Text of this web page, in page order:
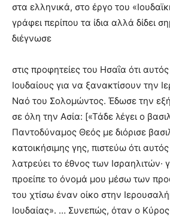
στα ελληνικά, στο έργο του
γράφει περίπου τα ίδια αλλά δίδει
διέγνωσε
στις προφητείες του Ησαΐα ότι
Ιουδαίους για να ξανακτίσουν την
Ναό του Σολομώντος. Έδωσε την
σε όλη την Ασία: [«Τάδε λέγει ο
Παντοδύναμος Θεός με διόρισε
κατοικήσιμης γης, πιστεύω ότι
λατρεύει το έθνος των Ισραηλιτών·
προείπε το όνομά μου μέσω των
του χτίσω έναν οίκο στην
Ιουδαίας». … Συνεπώς, όταν ο